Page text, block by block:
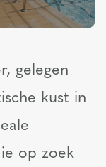
gelegen
kust in
op zoek